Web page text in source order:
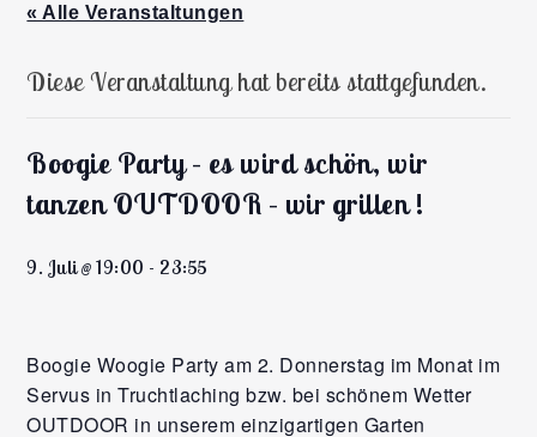
« Alle Veranstaltungen
Diese Veranstaltung hat bereits stattgefunden.
Boogie Party – es wird schön, wir
tanzen OUTDOOR – wir grillen !
9. Juli @ 19:00 - 23:55
Boogie Woogie Party am 2. Donnerstag im Monat im
Servus in Truchtlaching bzw. bei schönem Wetter
OUTDOOR in unserem einzigartigen Garten